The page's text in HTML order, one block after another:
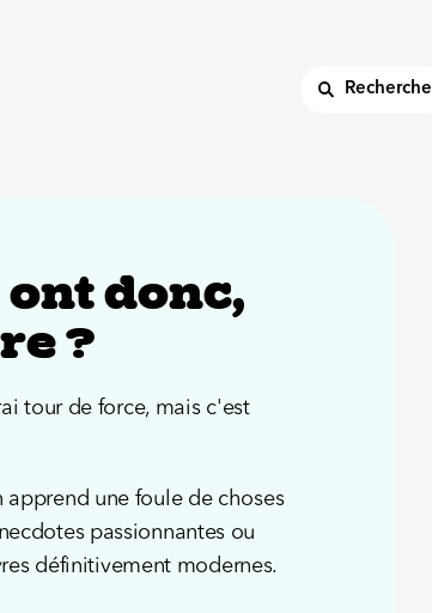
Recherche
donc,
?
tour de force, mais c'est
apprend une foule de choses
passionnantes ou
définitivement modernes.